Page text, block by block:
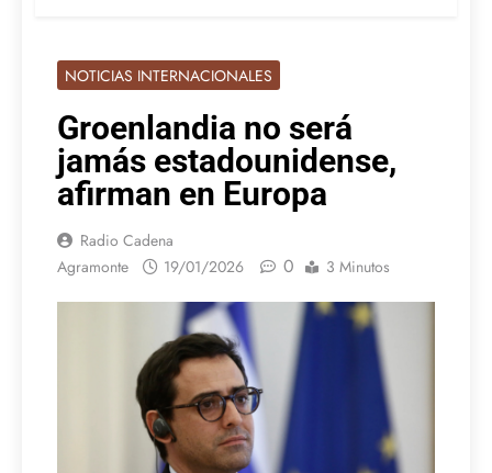
NOTICIAS INTERNACIONALES
Groenlandia no será
jamás estadounidense,
afirman en Europa
Radio Cadena
Agramonte
19/01/2026 0 3 Minutos